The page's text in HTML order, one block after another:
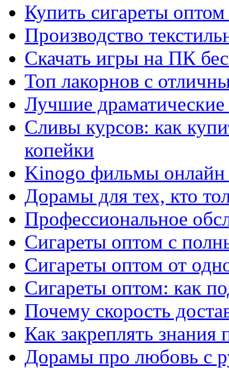
Купить сигареты
Производство
Скачать игры на ПК
Топ лакорнов с
Лучшие
Сливы курсов: как
копейки
Kinogo фильмы онлайн
Дорамы для тех, кто
Профессиональное
Сигареты оптом с
Сигареты оптом от
Сигареты оптом: как
Почему скорость
Как закреплять знания
Дорамы про любовь с